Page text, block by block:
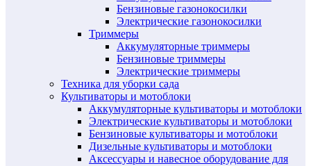
Бензиновые газонокосилки
Электрические газонокосилки
Триммеры
Аккумуляторные триммеры
Бензиновые триммеры
Электрические триммеры
Техника для уборки сада
Культиваторы и мотоблоки
Аккумуляторные культиваторы и мотоблоки
Электрические культиваторы и мотоблоки
Бензиновые культиваторы и мотоблоки
Дизельные культиваторы и мотоблоки
Аксессуары и навесное оборудование для